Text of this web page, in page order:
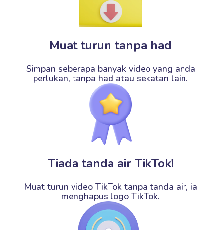
Muat turun tanpa had
Simpan seberapa banyak video yang anda
perlukan, tanpa had atau sekatan lain.
Tiada tanda air TikTok!
Muat turun video TikTok tanpa tanda air, ia
menghapus logo TikTok.